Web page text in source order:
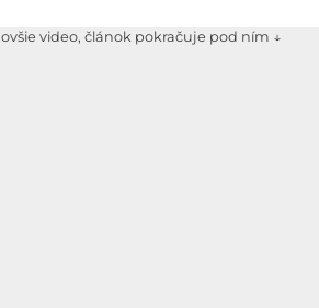
video, článok pokračuje pod ním ↓